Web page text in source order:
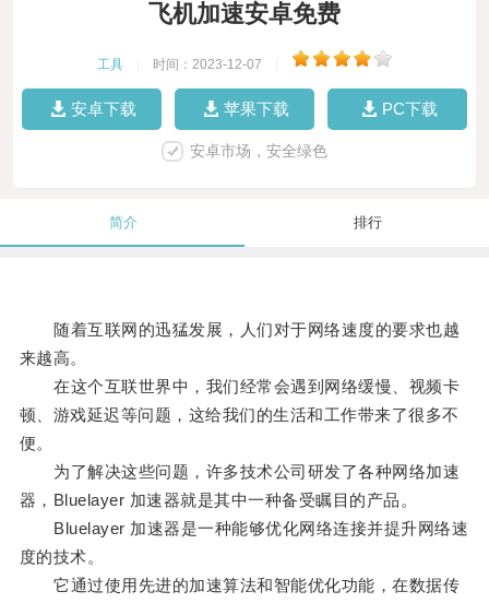
飞机加速安卓免费
工具 时间：2023-12-07
安卓下载 苹果下载 PC下载
安卓市场，安全绿色
简介 排行
随着互联网的迅猛发展，人们对于网络速度的要求也越
来越高。
在这个互联世界中，我们经常会遇到网络缓慢、视频卡
顿、游戏延迟等问题，这给我们的生活和工作带来了很多不
便。
为了解决这些问题，许多技术公司研发了各种网络加速
器，Bluelayer 加速器就是其中一种备受瞩目的产品。
Bluelayer 加速器是一种能够优化网络连接并提升网络速
度的技术。
它通过使用先进的加速算法和智能优化功能，在数据传